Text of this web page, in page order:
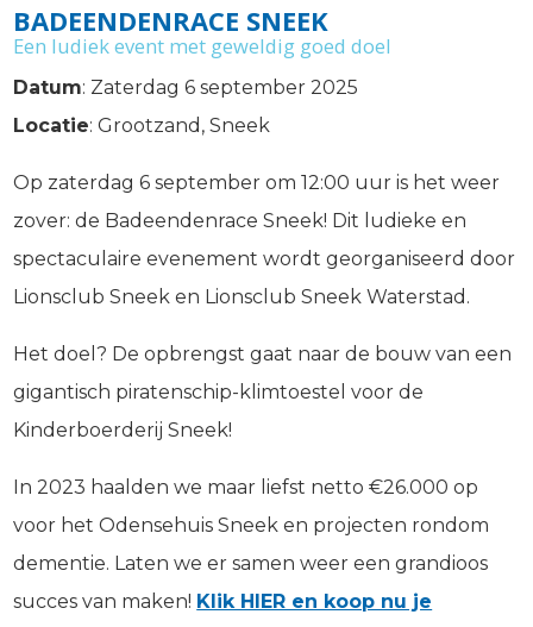
BADEENDENRACE SNEEK
Een ludiek event met geweldig goed doel
Datum: Zaterdag 6 september 2025
Locatie: Grootzand, Sneek
Op zaterdag 6 september om 12:00 uur is het weer
zover: de Badeendenrace Sneek! Dit ludieke en
spectaculaire evenement wordt georganiseerd door
Lionsclub Sneek en Lionsclub Sneek Waterstad.
Het doel? De opbrengst gaat naar de bouw van een
gigantisch piratenschip-klimtoestel voor de
Kinderboerderij Sneek!
In 2023 haalden we maar liefst netto €26.000 op
voor het Odensehuis Sneek en projecten rondom
dementie. Laten we er samen weer een grandioos
succes van maken! Klik HIER en koop nu je